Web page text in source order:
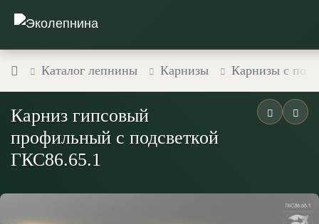
Каталог лепнины Карнизы Карнизы с
Карниз гипсовый
профильный с подсветкой
ГКС86.65.1